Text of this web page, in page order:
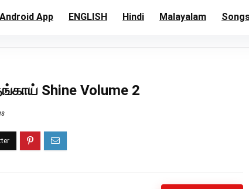
Android App ENGLISH Hindi Malayalam
Shine Volume 2